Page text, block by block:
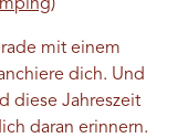
)
mit einem
dich. Und
diese Jahreszeit
daran erinnern.